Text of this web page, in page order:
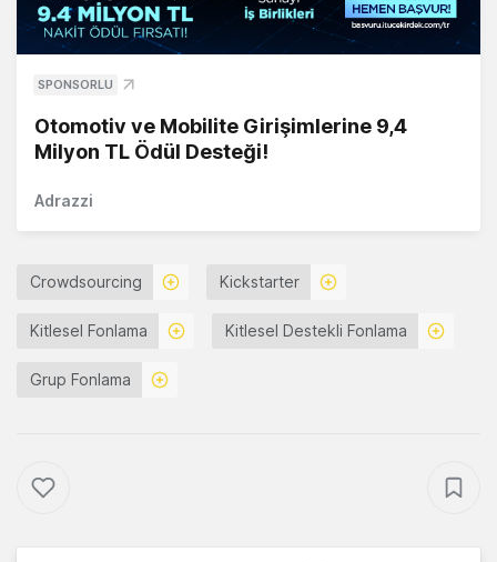
SPONSORLU
Otomotiv ve Mobilite Girişimlerine 9,4
Milyon TL Ödül Desteği!
Adrazzi
Crowdsourcing Kickstarter
Kitlesel Fonlama Kitlesel Destekli Fonlama
Grup Fonlama